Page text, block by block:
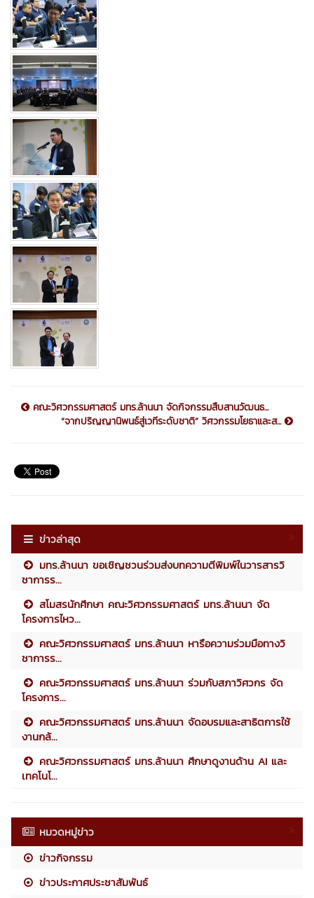
คณะวิศวกรรมศาสตร์ มทร.ล้านนา จัดกิจกรรมสืบสานวัฒนธ...
“จากปริญญานิพนธ์สู่เวทีระดับชาติ” วิศวกรรมโยธาและส...
ข่าวล่าสุด
มทร.ล้านนา ขอเชิญชวนร่วมส่งบทความตีพิมพ์ในวารสารวิ
ชาการร...
สโมสรนักศึกษา คณะวิศวกรรมศาสตร์ มทร.ล้านนา จัด
โครงการไหว...
คณะวิศวกรรมศาสตร์ มทร.ล้านนา หารือความร่วมมือทางวิ
ชาการร...
คณะวิศวกรรมศาสตร์ มทร.ล้านนา ร่วมกับสภาวิศวกร จัด
โครงการ...
คณะวิศวกรรมศาสตร์ มทร.ล้านนา จัดอบรมและสาธิตการใช้
งานกล้...
คณะวิศวกรรมศาสตร์ มทร.ล้านนา ศึกษาดูงานด้าน AI และ
เทคโนโ...
หมวดหมู่ข่าว
ข่าวกิจกรรม
ข่าวประกาศประชาสัมพันธ์